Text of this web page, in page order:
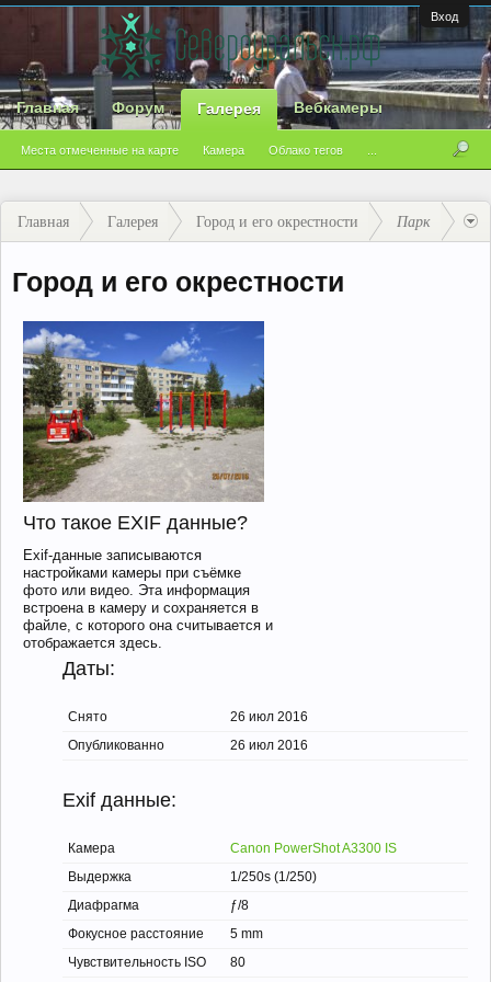
Вход
Главная Форум Галерея
Места отмеченные на карте Камера Облако тегов
Вебкамеры
Главная Галерея Город и его окрестности Парк
Город и его окрестности
Что такое EXIF данные?
Exif-данные записываются
настройками камеры при съёмке
фото или видео. Эта информация
встроена в камеру и сохраняется в
файле, с которого она считывается и
отображается здесь.
Даты:
Снято
26 июл 2016
Опубликованно
26 июл 2016
Exif данные:
Камера
Canon PowerShot A3300 IS
Выдержка
1/250s (1/250)
Диафрагма
ƒ/8
Фокусное расстояние
5 mm
Чувствительность ISO
80